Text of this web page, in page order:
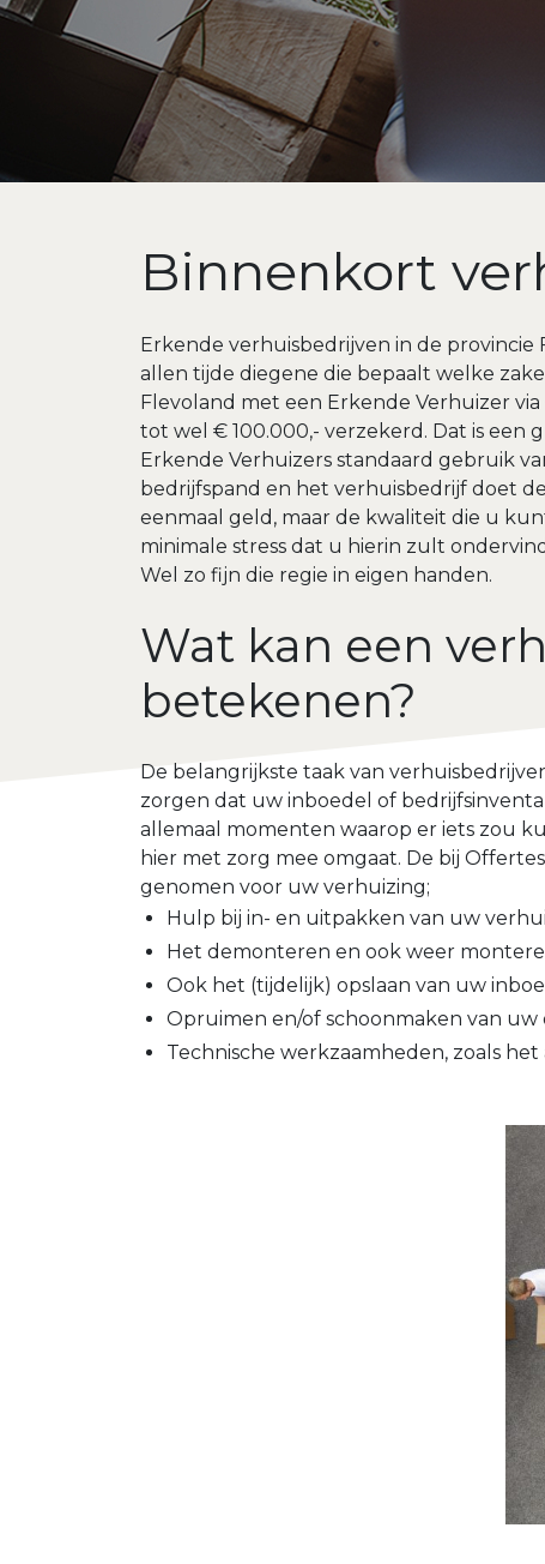
Binnenkort
Erkende verhuisbedrijven in de
allen tijde diegene die bepaalt welke
Flevoland met een Erkende Verhuizer
tot wel € 100.000,- verzekerd. Dat is een
Erkende Verhuizers standaard gebruik
bedrijfspand en het verhuisbedrijf doet
eenmaal geld, maar de kwaliteit die u
minimale stress dat u hierin zult
Wel zo fijn die regie in eigen handen.
Wat kan een
betekenen?
De belangrijkste taak van
zorgen dat uw inboedel of
allemaal momenten waarop er iets zou
hier met zorg mee omgaat. De bij
genomen voor uw verhuizing;
Hulp bij in- en uitpakken van uw
Het demonteren en ook weer
Ook het (tijdelijk) opslaan van uw
Opruimen en/of schoonmaken van uw
Technische werkzaamheden, zoals